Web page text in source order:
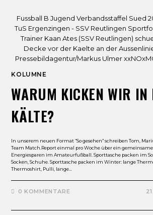
Fussball B Jugend Verbandsstaffel Sued
TuS Ergenzingen - SSV Reutlingen
Trainer Kaan Ates (SSV Reutlingen)
Decke vor der Kaelte an der
Pressebildagentur/Markus Ulmer
KOLUMNE
WARUM KICKEN WIR IN
KÄLTE?
In unserem neuen Format “So gesehen” schreiben Tom,
Team Match.Report einmal pro Woche über ein
Energiesparen im Amateurfußball. Sporttasche packen im
Socken, Schuhe. Sporttasche packen im Winter: lange
Thermoshirt, Pulli, lange…
0 KOMMENTARE